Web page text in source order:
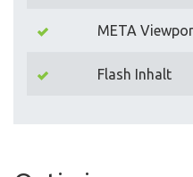
META
Flash Inhalt